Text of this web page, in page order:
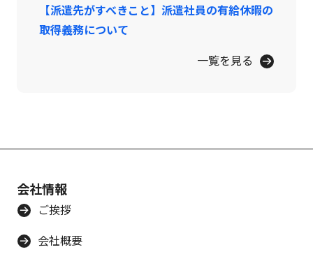
【派遣先がすべきこと】派遣社員の有給休暇の
取得義務について
一覧を見る
会社情報
ご挨拶
会社概要